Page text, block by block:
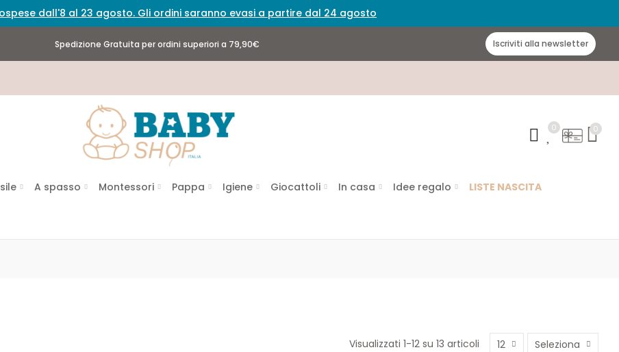
dall'8 al 23 agosto. Gli ordini saranno evasi a partire dal 24 agosto
Spedizione Gratuita per ordini superiori a 79,90€ Iscriviti alla newsletter
0 0
A spasso Montessori Pappa Igiene Giocattoli In casa Idee regalo LISTE NASCITA
Visualizzati 1-12 su 13 articoli 12 Seleziona